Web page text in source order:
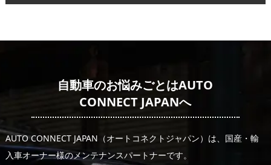
自動車のお悩みごとはAUTO
CONNECT JAPANへ
AUTO CONNECT JAPAN（オートコネクトジャパン）は、国産・輸
入車オーナー様のメンテナンスパートナーです。